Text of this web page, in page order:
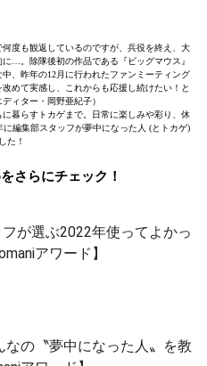
度も観返しているのですが、兵役を終え、大
…。除隊後初の作品である『ビッグマウス』
、昨年の12月に行われたファンミーティング
めて実感し、これからも応援し続けたい！と
ィター・岡野亜紀子）
暮らすトカゲまで。日常に楽しみや彩り、休
編集部スタッフが夢中になった人 (とトカゲ)
た！
さらにチェック！
が選ぶ2022年使ってよかっ
アワード】
なの〝夢中になった人〟を教